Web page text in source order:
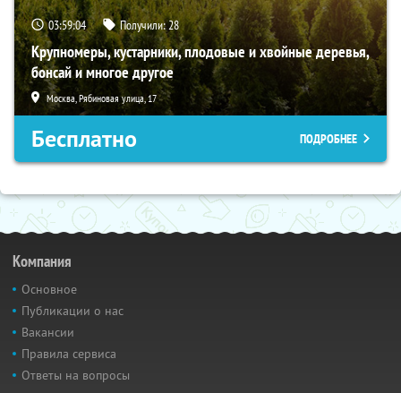
03:59:03 Получили:28
Крупномеры, кустарники, плодовые и хвойные деревья,
бонсай и многое другое
Москва, Рябиновая улица, 17
Бесплатно ПОДРОБНЕЕ
Компания
Основное
Публикации о нас
Вакансии
Правила сервиса
Ответы на вопросы